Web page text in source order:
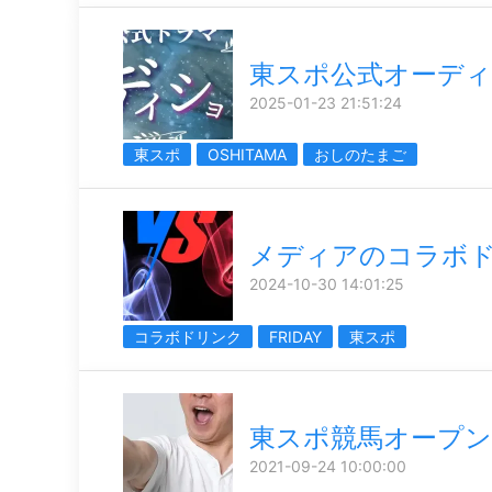
東スポ公式オーデ
2025-01-23 21:51:24
東スポ OSHITAMA おしのたまご
メディアのコラボ
2024-10-30 14:01:25
コラボドリンク FRIDAY 東スポ
東スポ競馬オープン
2021-09-24 10:00:00